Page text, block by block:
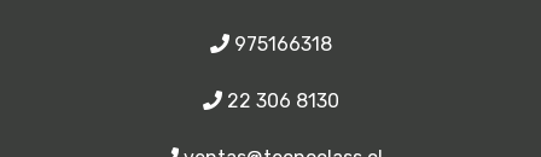
975166318
22 306 8130